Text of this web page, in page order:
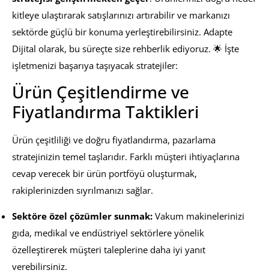
kitleye ulaştırarak satışlarınızı artırabilir ve markanızı
sektörde güçlü bir konuma yerleştirebilirsiniz. Adapte
Dijital olarak, bu süreçte size rehberlik ediyoruz. 🌟 İşte
işletmenizi başarıya taşıyacak stratejiler:
Ürün Çeşitlendirme ve
Fiyatlandırma Taktikleri
Ürün çeşitliliği ve doğru fiyatlandırma, pazarlama
stratejinizin temel taşlarıdır. Farklı müşteri ihtiyaçlarına
cevap verecek bir ürün portföyü oluşturmak,
rakiplerinizden sıyrılmanızı sağlar.
Sektöre özel çözümler sunmak: Vakum makinelerinizi
gıda, medikal ve endüstriyel sektörlere yönelik
özelleştirerek müşteri taleplerine daha iyi yanıt
verebilirsiniz.